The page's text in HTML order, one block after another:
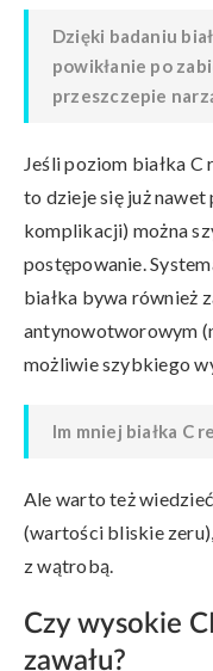
Dzięki badaniu
powikłanie po
przeszczepie
Jeśli poziom białka
to dzieje się już
komplikacji) można
postępowanie.
białka bywa również
antynowotworowym
możliwie szybkiego
Im mniej białka C
Ale warto też
(wartości bliskie
z wątrobą.
Czy wysokie
zawału?